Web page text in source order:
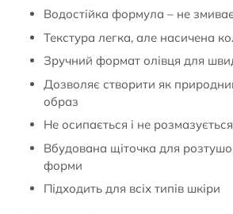
Водостійка формула – не
Текстура легка, але насичена
Зручний формат олівця для
Дозволяє створити як
образ
Не осипається і не розмазується
Вбудована щіточка для
форми
Підходить для всіх типів шкіри